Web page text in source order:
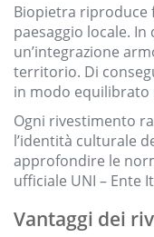
Biopietra riproduce
paesaggio locale.
un’integrazione
territorio. Di
in modo equilibrato
Ogni rivestimento
l’identità culturale
approfondire le
ufficiale UNI – Ente
Vantaggi dei